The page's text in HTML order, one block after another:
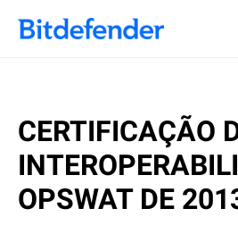
CERTIFICAÇÃO
OPSWAT DE